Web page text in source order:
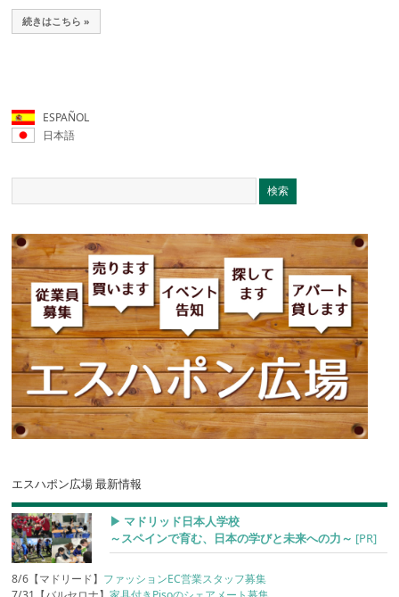
続きはこちら »
ESPAÑOL
日本語
エスハポン広場 最新情報
▶︎ マドリッド日本人学校
～スペインで育む、日本の学びと未来への力～ [PR]
8/6【マドリード】 ファッションEC営業スタッフ募集